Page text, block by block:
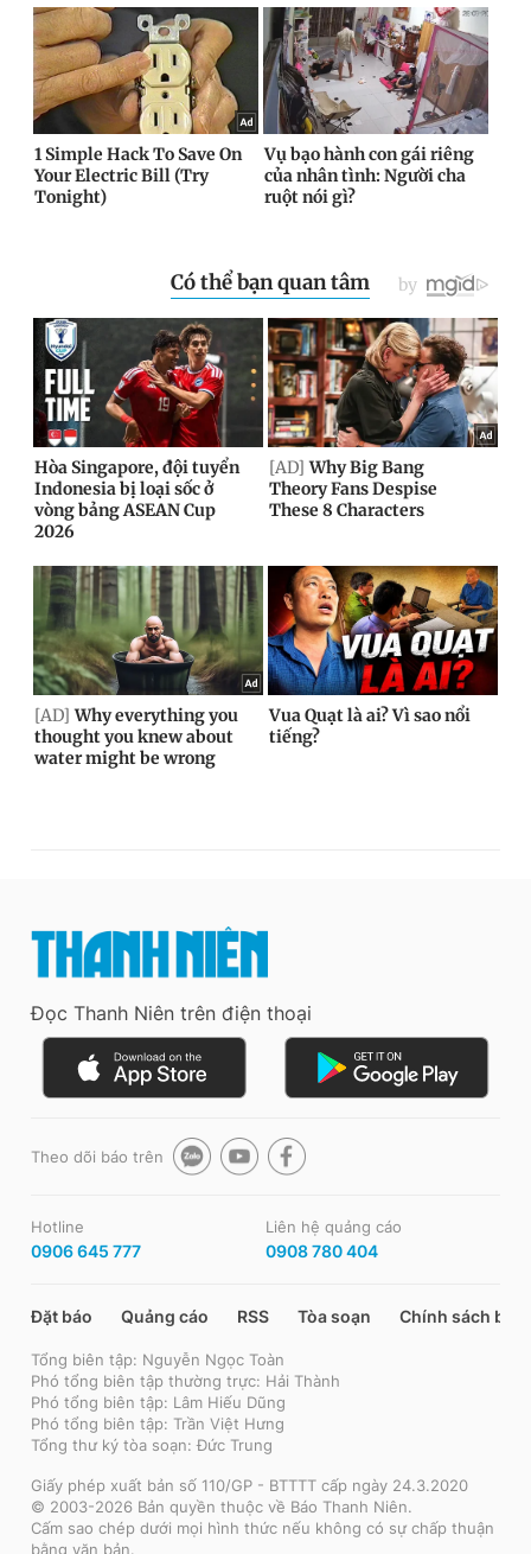
Đọc Thanh Niên trên điện thoại
Theo dõi báo trên
Hotline
0906 645 777
Liên hệ quảng cáo
0908 780 404
Đặt báo Quảng cáo RSS Tòa soạn Chính sách bảo
Tổng biên tập: Nguyễn Ngọc Toàn
Phó tổng biên tập thường trực: Hải Thành
Phó tổng biên tập: Lâm Hiếu Dũng
Phó tổng biên tập: Trần Việt Hưng
Tổng thư ký tòa soạn: Đức Trung
Giấy phép xuất bản số 110/GP - BTTTT cấp ngày 24.3.2020
© 2003-2026 Bản quyền thuộc về Báo Thanh Niên.
Cấm sao chép dưới mọi hình thức nếu không có sự chấp thuận
bằng văn bản.